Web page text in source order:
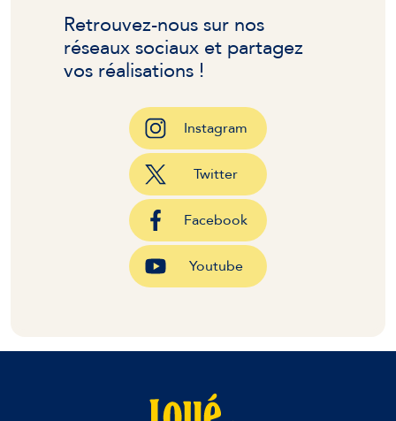
Retrouvez-nous sur nos
réseaux sociaux et partagez
vos réalisations !
Instagram
Twitter
Facebook
Youtube